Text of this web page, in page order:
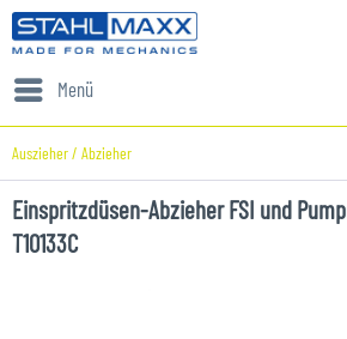
Menü
Auszieher / Abzieher
Einspritzdüsen-Abzieher FSI und
T10133C